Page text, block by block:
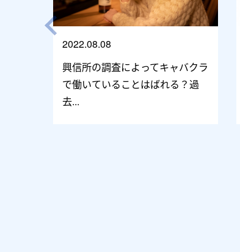
2022.08.08
興信所の調査によってキャバクラ
で働いていることはばれる？過
去...